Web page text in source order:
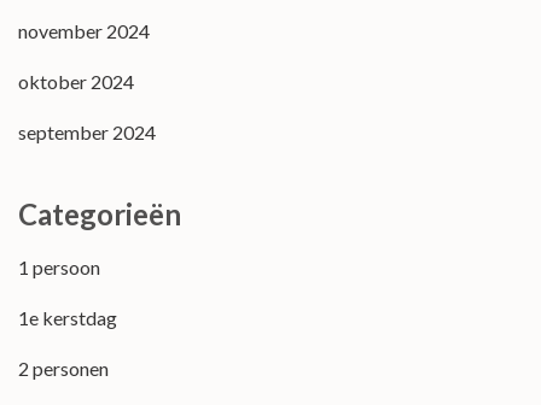
november 2024
oktober 2024
september 2024
Categorieën
1 persoon
1e kerstdag
2 personen